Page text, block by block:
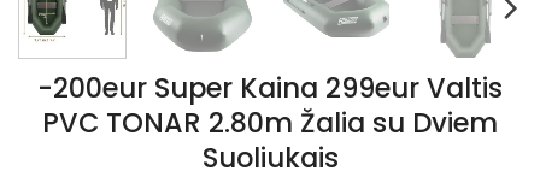
-200eur Super Kaina 299eur Valtis
PVC TONAR 2.80m Žalia su Dviem
Suoliukais